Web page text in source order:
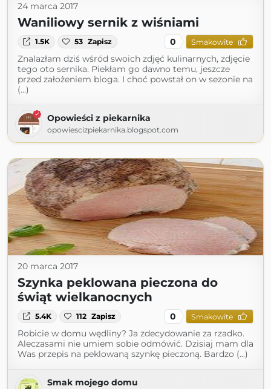
24 marca 2017
Waniliowy sernik z wiśniami
1.5K 53 Zapisz 0 Smakowite
Znalazłam dziś wśród swoich zdjęć kulinarnych, zdjęcie
tego oto sernika. Piekłam go dawno temu, jeszcze
przed założeniem bloga. I choć powstał on w sezonie na
(...)
Opowieści z piekarnika
opowiescizpiekarnika.blogspot.com
20 marca 2017
Szynka peklowana pieczona do
świąt wielkanocnych
5.4K 112 Zapisz 0 Smakowite
Robicie w domu wędliny? Ja zdecydowanie za rzadko.
Aleczasami nie umiem sobie odmówić. Dzisiaj mam dla
Was przepis na peklowaną szynkę pieczoną. Bardzo (...)
Smak mojego domu